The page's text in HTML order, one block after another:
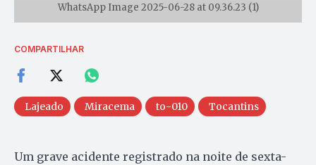
WhatsApp Image 2025-06-28 at 09.36.23 (1)
COMPARTILHAR
Lajeado Miracema to-010 Tocantins
Um grave acidente registrado na noite de sexta-